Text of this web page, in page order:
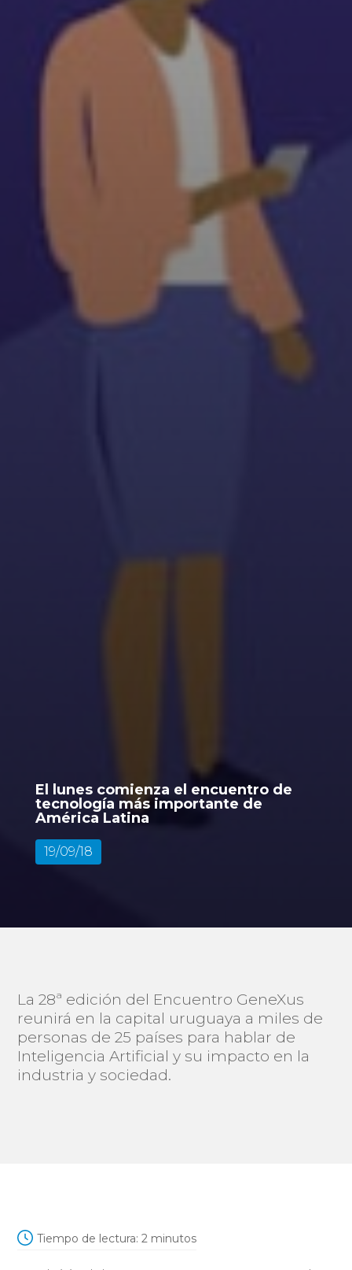
El lunes comienza el encuentro de
tecnología más importante de
América Latina
19/09/18
La 28ª edición del Encuentro GeneXus
reunirá en la capital uruguaya a miles de
personas de 25 países para hablar de
Inteligencia Artificial y su impacto en la
industria y sociedad.
Tiempo de lectura: 2 minutos